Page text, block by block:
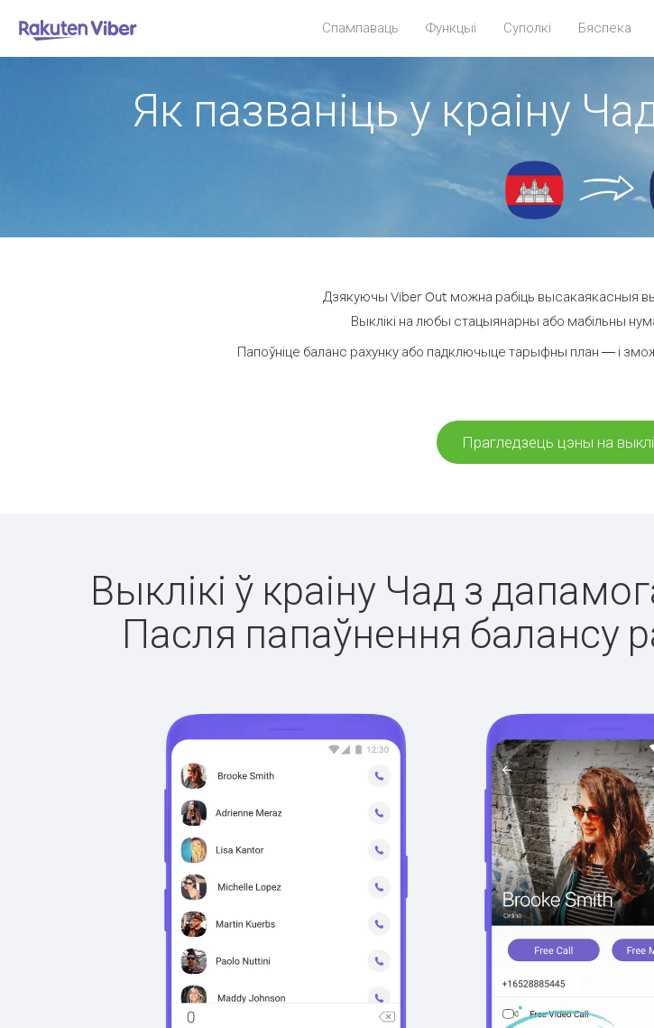
Спампаваць Функцыі Суполкі Бяспека
Як пазваніць у краіну
Дзякуючы Viber Out можна рабіць высакаякасныя
Выклікі на любы стацыянарны або мабільны
Папоўніце баланс рахунку або падключыце тарыфны план — і
Прагледзець цэны на
Выклікі ў краіну Чад з
Пасля папаўнення балансу